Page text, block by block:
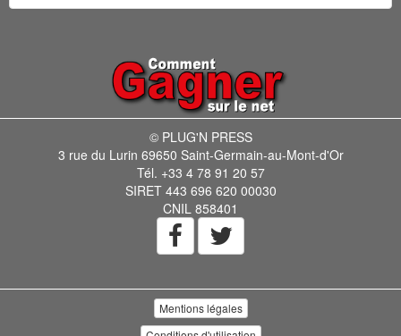
© PLUG'N PRESS
3 rue du Lurin 69650 Saint-Germain-au-Mont-d'Or
Tél. +33 4 78 91 20 57
SIRET 443 696 620 00030
CNIL 858401
Mentions légales